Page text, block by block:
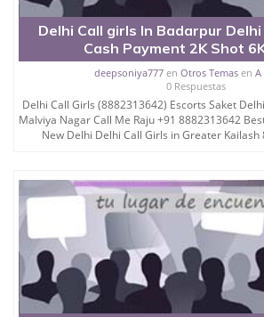
Delhi Call girls In Badarpur
Cash Payment 2K Shot
deepsoniya777en Otros Temasen A
0 Respuestas
Delhi Call Girls (8882313642) Escorts Saket
Malviya Nagar Call Me Raju +91 8882313642
New Delhi Delhi Call Girls in Greater Kailash